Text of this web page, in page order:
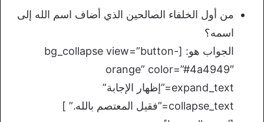
من أول الخلفاء الصالحين الذي أضاف اسم الله إلى
اسمه؟
الجواب هو: [bg_collapse view=”button-
orange” color=”#4a4949″
expand_text=”إظهار الإجابة”
collapse_text=”فقيل المعتصم بالله.” ]